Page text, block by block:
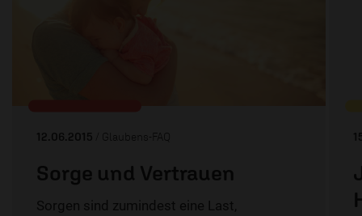
12.06.2015 / Glaubens-FAQ
Sorge und Vertrauen
Sorgen sind zumindest eine Last,